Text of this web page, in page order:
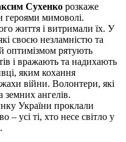
Сухенко розкаже
героями мимоволі.
життя і витримали їх. У
своєю незламністю та
оптимізмом рятують
і вражають та надихають
яким кохання
війни. Волонтери, які
земних ангелів.
України проклали
усі ті, хто несе світло у